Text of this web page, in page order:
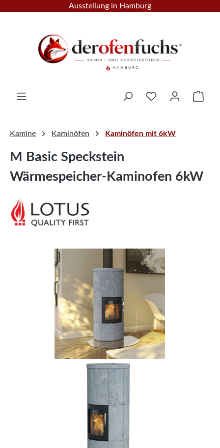
Zum Hauptinhalt springen
Ausstellung in Hamburg
Kamine Kaminöfen Kaminöfen mit 6kW
M Basic Speckstein
Wärmespeicher-Kaminofen 6kW
Bildergalerie überspringen